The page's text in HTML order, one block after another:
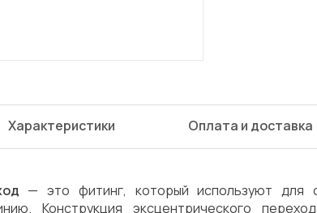
Характеристики Оплата и доставка
— это фитинг, который используют для
Конструкция эксцентрического